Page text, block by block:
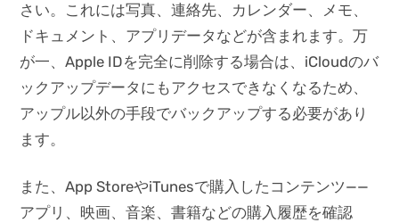
さい。これには写真、連絡先、カレンダー、メモ、
ドキュメント、アプリデータなどが含まれます。万
が一、Apple IDを完全に削除する場合は、iCloudのバ
ックアップデータにもアクセスできなくなるため、
アップル以外の手段でバックアップする必要があり
ます。
また、App StoreやiTunesで購入したコンテンツ——
アプリ、映画、音楽、書籍などの購入履歴を確認